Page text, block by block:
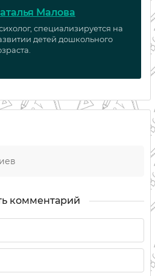
Малова
специализируется на
детей дошкольного
комментарий